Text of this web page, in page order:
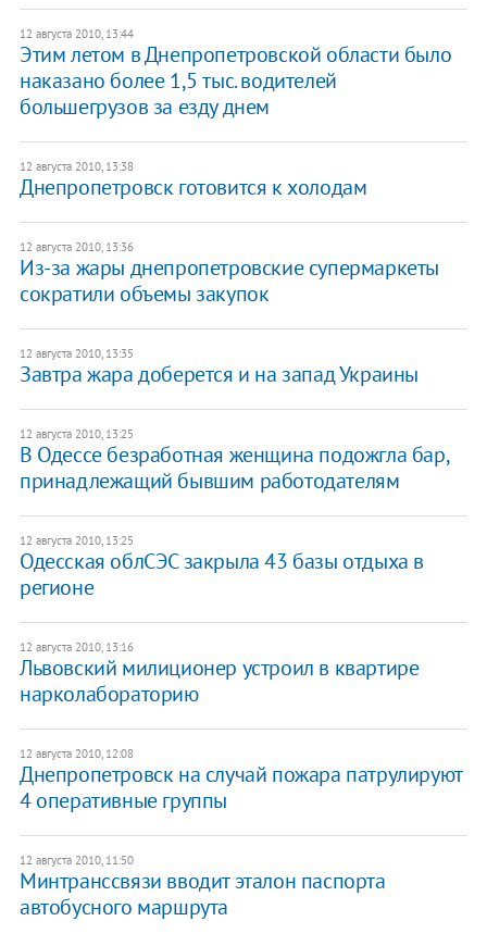
12 августа 2010, 13:44
Этим летом в Днепропетровской области было
наказано более 1,5 тыс. водителей
большегрузов за езду днем
12 августа 2010, 13:38
Днепропетровск готовится к холодам
12 августа 2010, 13:36
Из-за жары днепропетровские супермаркеты
сократили объемы закупок
12 августа 2010, 13:35
Завтра жара доберется и на запад Украины
12 августа 2010, 13:25
В Одессе безработная женщина подожгла бар,
принадлежащий бывшим работодателям
12 августа 2010, 13:25
Одесская облСЭС закрыла 43 базы отдыха в
регионе
12 августа 2010, 13:16
Львовский милиционер устроил в квартире
нарколабораторию
12 августа 2010, 12:08
Днепропетровск на случай пожара патрулируют
4 оперативные группы
12 августа 2010, 11:50
Минтранссвязи вводит эталон паспорта
автобусного маршрута